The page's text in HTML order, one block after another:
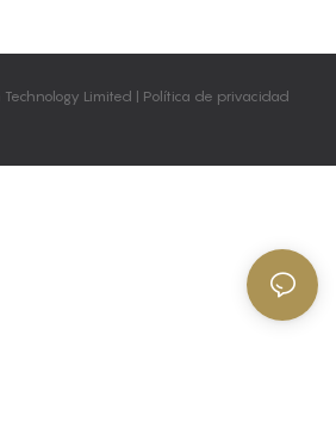
Limited | Política de privacidad